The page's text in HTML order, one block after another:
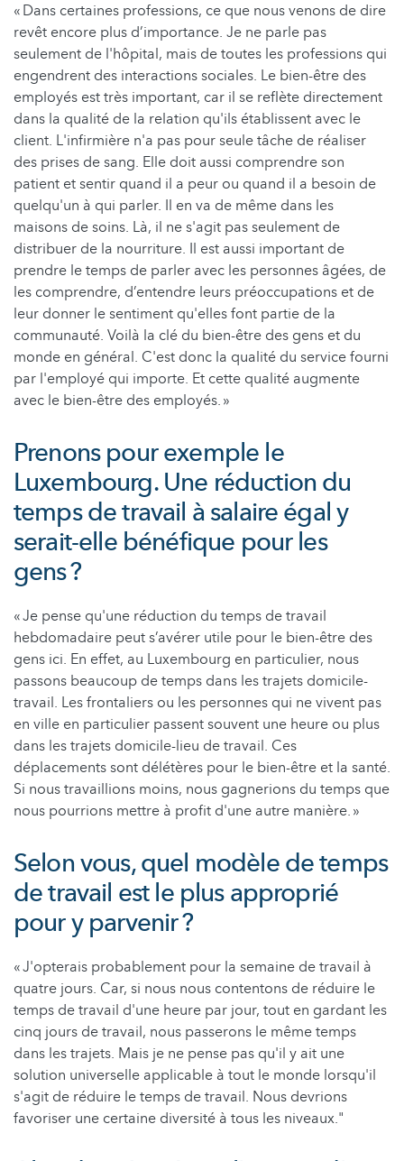
« Dans certaines professions, ce que nous venons de dire
revêt encore plus d’importance. Je ne parle pas
seulement de l'hôpital, mais de toutes les professions qui
engendrent des interactions sociales. Le bien-être des
employés est très important, car il se reflète directement
dans la qualité de la relation qu'ils établissent avec le
client. L'infirmière n'a pas pour seule tâche de réaliser
des prises de sang. Elle doit aussi comprendre son
patient et sentir quand il a peur ou quand il a besoin de
quelqu'un à qui parler. Il en va de même dans les
maisons de soins. Là, il ne s'agit pas seulement de
distribuer de la nourriture. Il est aussi important de
prendre le temps de parler avec les personnes âgées, de
les comprendre, d’entendre leurs préoccupations et de
leur donner le sentiment qu'elles font partie de la
communauté. Voilà la clé du bien-être des gens et du
monde en général. C'est donc la qualité du service fourni
par l'employé qui importe. Et cette qualité augmente
avec le bien-être des employés. »
Prenons pour exemple le
Luxembourg. Une réduction du
temps de travail à salaire égal y
serait-elle bénéfique pour les
gens ?
« Je pense qu'une réduction du temps de travail
hebdomadaire peut s’avérer utile pour le bien-être des
gens ici. En effet, au Luxembourg en particulier, nous
passons beaucoup de temps dans les trajets domicile-
travail. Les frontaliers ou les personnes qui ne vivent pas
en ville en particulier passent souvent une heure ou plus
dans les trajets domicile-lieu de travail. Ces
déplacements sont délétères pour le bien-être et la santé.
Si nous travaillions moins, nous gagnerions du temps que
nous pourrions mettre à profit d'une autre manière. »
Selon vous, quel modèle de temps
de travail est le plus approprié
pour y parvenir ?
« J'opterais probablement pour la semaine de travail à
quatre jours. Car, si nous nous contentons de réduire le
temps de travail d'une heure par jour, tout en gardant les
cinq jours de travail, nous passerons le même temps
dans les trajets. Mais je ne pense pas qu'il y ait une
solution universelle applicable à tout le monde lorsqu'il
s'agit de réduire le temps de travail. Nous devrions
favoriser une certaine diversité à tous les niveaux."